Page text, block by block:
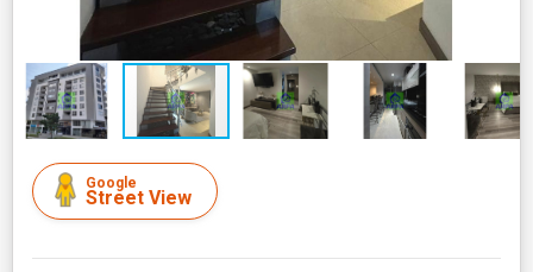
Google
Street View